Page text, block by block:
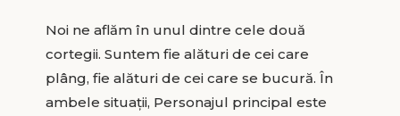
Noi ne aflăm în unul dintre cele două
cortegii. Suntem fie alături de cei care
plâng, fie alături de cei care se bucură. În
ambele situații, Personajul principal este